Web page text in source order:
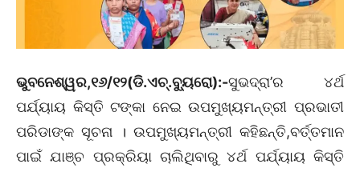
ଭୁବନେଶ୍ୱର,୧୬/୧୨(ଡି.ଏଚ୍.ବ୍ୟୁରୋ):-ସୁଭଦ୍ରା’ର ୪ର୍ଥ
ପର୍ଯ୍ୟାୟ କିସ୍ତି ଟଙ୍କା ନେଇ ଉପମୁଖ୍ୟମନ୍ତ୍ରୀ ପ୍ରଭାତୀ
ପରିଡାଙ୍କ ସୂଚନା । ଉପମୁଖ୍ୟମନ୍ତ୍ରୀ କହିଛନ୍ତି,ବର୍ତ୍ତମାନ
ପାଇଁ ଯାଞ୍ଚ ପ୍ରକ୍ରିୟା ଚାଲିଥିବାରୁ ୪ର୍ଥ ପର୍ଯ୍ୟାୟ କିସ୍ତି